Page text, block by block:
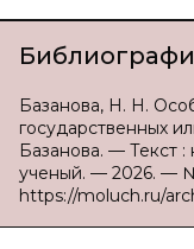
Базанова, Н. Н.
государственных
Базанова. — Текст
ученый. — 2026. — №
https://moluch.ru/